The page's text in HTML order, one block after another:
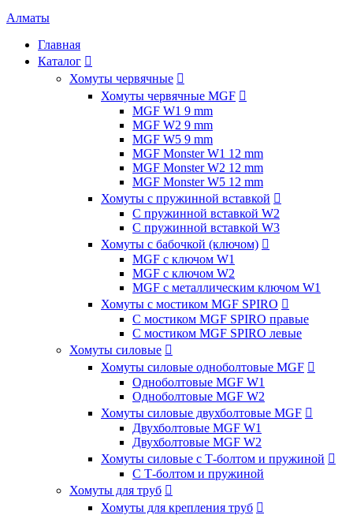
Алматы
Главная
Каталог 
Хомуты червячные 
Хомуты червячные MGF 
MGF W1 9 mm
MGF W2 9 mm
MGF W5 9 mm
MGF Monster W1 12 mm
MGF Monster W2 12 mm
MGF Monster W5 12 mm
Хомуты с пружинной вставкой 
С пружинной вставкой W2
С пружинной вставкой W3
Хомуты с бабочкой (ключом) 
MGF с ключом W1
MGF с ключом W2
MGF с металлическим ключом W1
Хомуты с мостиком MGF SPIRO 
С мостиком MGF SPIRO правые
С мостиком MGF SPIRO левые
Хомуты силовые 
Хомуты силовые одноболтовые MGF 
Одноболтовые MGF W1
Одноболтовые MGF W2
Хомуты силовые двухболтовые MGF 
Двухболтовые MGF W1
Двухболтовые MGF W2
Хомуты силовые с Т-болтом и пружиной 
С Т-болтом и пружиной
Хомуты для труб 
Хомуты для крепления труб 